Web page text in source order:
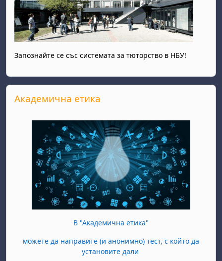
Запознайте се със системата за тюторство в НБУ!
Прескочи Академична етика
Академична етика
В "Академична етика"
можете да направите (и анонимно) тест, с който да
установите дали